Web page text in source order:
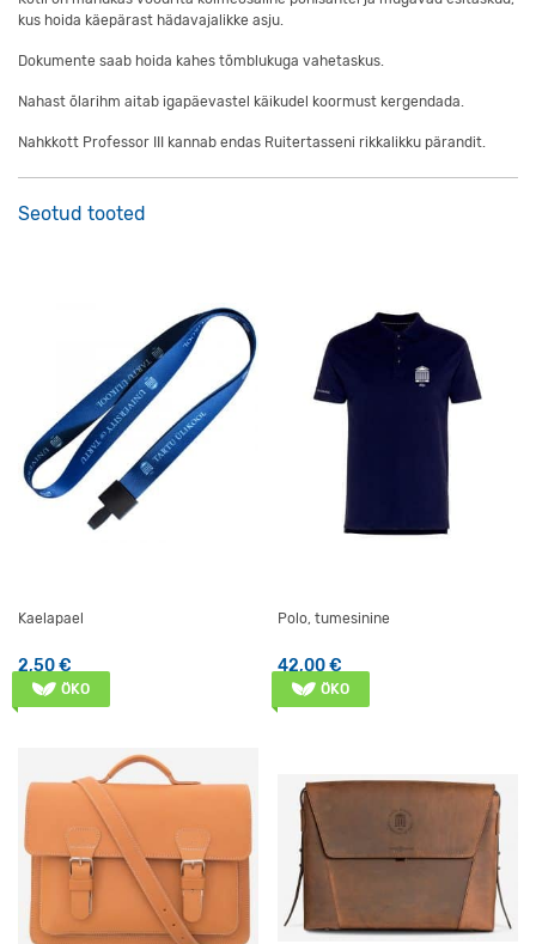
kus hoida käepärast hädavajalikke asju.
Dokumente saab hoida kahes tõmblukuga vahetaskus.
Nahast õlarihm aitab igapäevastel käikudel koormust kergendada.
Nahkkott Professor III kannab endas Ruitertasseni rikkalikku pärandit.
Seotud tooted
Kaelapael
2,50€
Polo, tumesinine
42,00€
Sellel tootel on mitu
ÖKO ÖKO